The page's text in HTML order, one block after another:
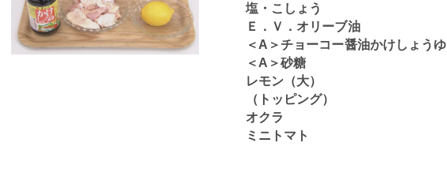
塩・こしょう
Ｅ．Ｖ．オリーブ油
＜A＞チョーコー醤油かけしょうゆ
＜A＞砂糖
レモン（大）
（トッピング）
オクラ
ミニトマト